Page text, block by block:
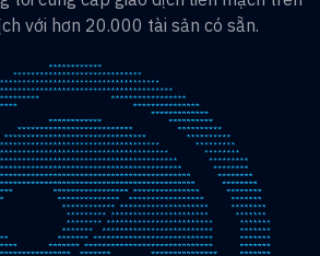
với hơn 20.000 tài sản có sẵn.